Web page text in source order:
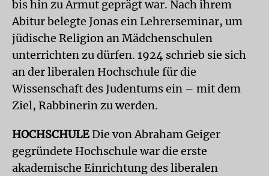
bis hin zu Armut geprägt war. Nach ihrem
Abitur belegte Jonas ein Lehrerseminar, um
jüdische Religion an Mädchenschulen
unterrichten zu dürfen. 1924 schrieb sie sich
an der liberalen Hochschule für die
Wissenschaft des Judentums ein – mit dem
Ziel, Rabbinerin zu werden.
HOCHSCHULEDie von Abraham Geiger
gegründete Hochschule war die erste
akademische Einrichtung des liberalen